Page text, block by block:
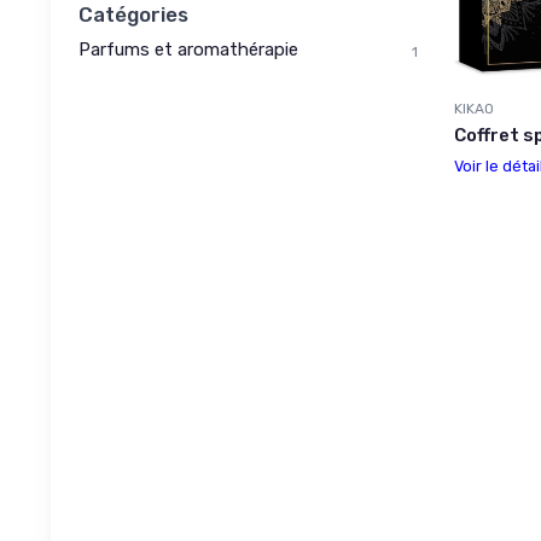
Catégories
Parfums et aromathérapie 1
KIKAO
Coffret
Voir le détail